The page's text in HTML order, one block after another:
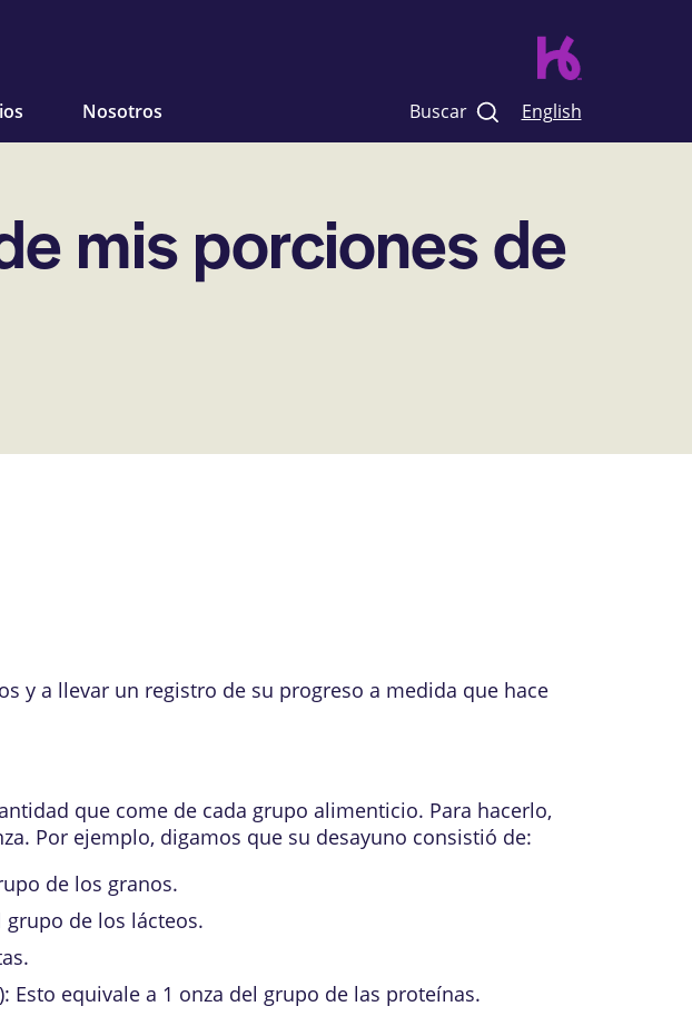
Nosotros Buscar English
mis porciones de
y a llevar un registro de su progreso a medida que hace
que come de cada grupo alimenticio. Para hacerlo,
Por ejemplo, digamos que su desayuno consistió de:
de los granos.
grupo de los lácteos.
Esto equivale a 1 onza del grupo de las proteínas.